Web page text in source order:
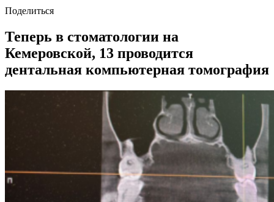
Поделиться
Теперь в стоматологии на
Кемеровской, 13 проводится
дентальная компьютерная томография